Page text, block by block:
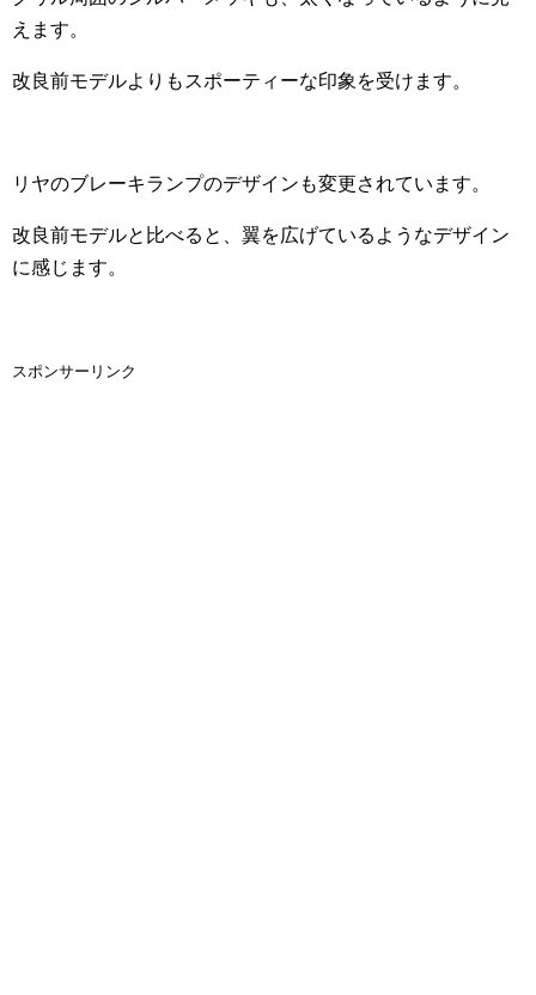
えます。
改良前モデルよりもスポーティーな印象を受けます。
リヤのブレーキランプのデザインも変更されています。
改良前モデルと比べると、翼を広げているようなデザイン
に感じます。
スポンサーリンク